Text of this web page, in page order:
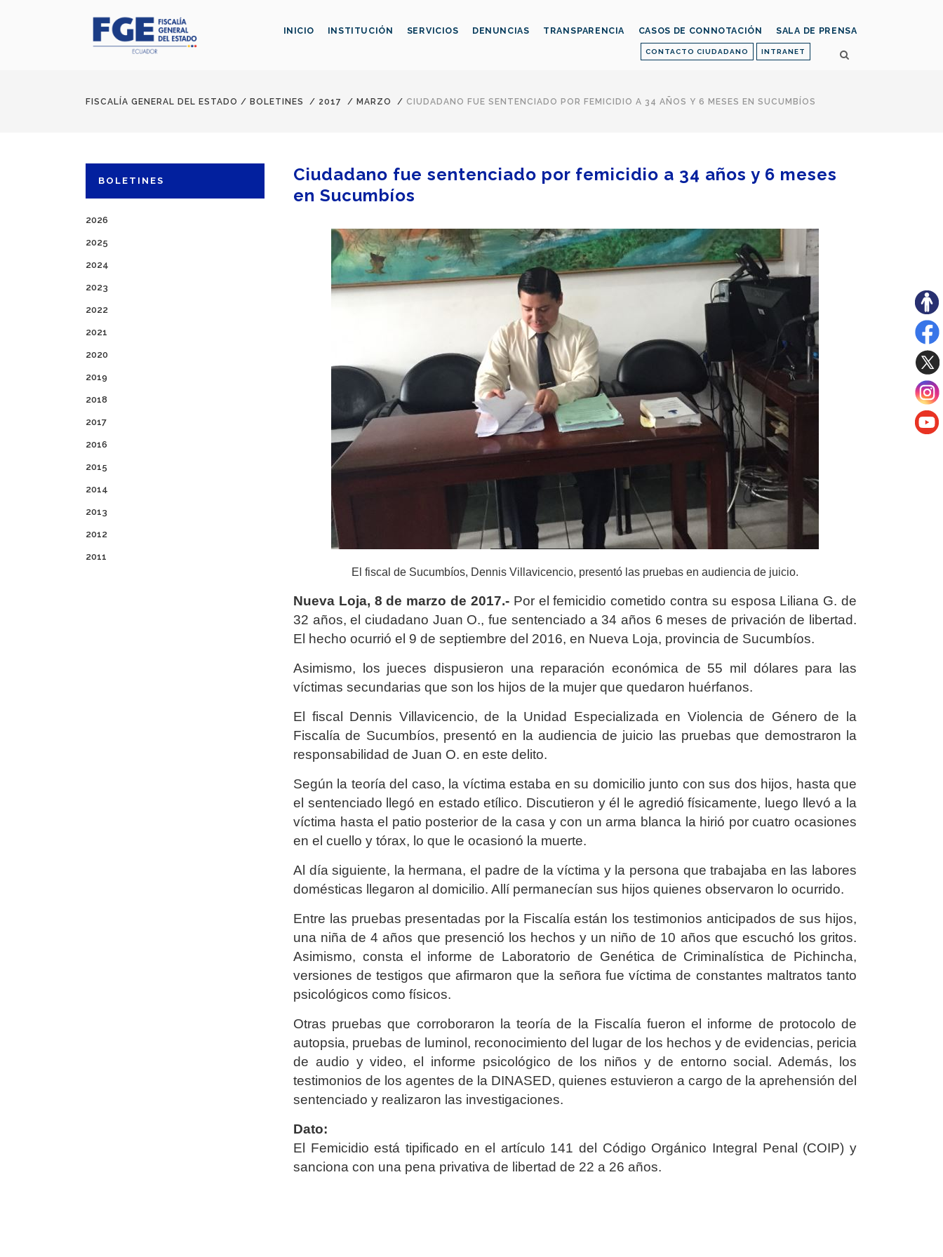
CONTACTO CIUDADANO INTRANET
INICIO INSTITUCIÓN SERVICIOS DENUNCIAS TRANSPARENCIA CASOS DE CONNOTACIÓN SALA DE PRENSA
FISCALÍA GENERAL DEL ESTADO / BOLETINES / 2017 / MARZO / CIUDADANO FUE SENTENCIADO POR FEMICIDIO A 34 AÑOS Y 6 MESES EN SUCUMBÍOS
BOLETINES
2026
2025
2024
2023
2022
2021
2020
2019
2018
2017
2016
2015
2014
2013
2012
2011
Ciudadano fue sentenciado por femicidio a 34 años y 6 meses
en Sucumbíos
El fiscal de Sucumbíos, Dennis Villavicencio, presentó las pruebas en audiencia de juicio.
Nueva Loja, 8 de marzo de 2017.- Por el femicidio cometido contra su esposa Liliana G. de
32 años, el ciudadano Juan O., fue sentenciado a 34 años 6 meses de privación de libertad.
El hecho ocurrió el 9 de septiembre del 2016, en Nueva Loja, provincia de Sucumbíos.
Asimismo, los jueces dispusieron una reparación económica de 55 mil dólares para las
víctimas secundarias que son los hijos de la mujer que quedaron huérfanos.
El fiscal Dennis Villavicencio, de la Unidad Especializada en Violencia de Género de la
Fiscalía de Sucumbíos, presentó en la audiencia de juicio las pruebas que demostraron la
responsabilidad de Juan O. en este delito.
Según la teoría del caso, la víctima estaba en su domicilio junto con sus dos hijos, hasta que
el sentenciado llegó en estado etílico. Discutieron y él le agredió físicamente, luego llevó a la
víctima hasta el patio posterior de la casa y con un arma blanca la hirió por cuatro ocasiones
en el cuello y tórax, lo que le ocasionó la muerte.
Al día siguiente, la hermana, el padre de la víctima y la persona que trabajaba en las labores
domésticas llegaron al domicilio. Allí permanecían sus hijos quienes observaron lo ocurrido.
Entre las pruebas presentadas por la Fiscalía están los testimonios anticipados de sus hijos,
una niña de 4 años que presenció los hechos y un niño de 10 años que escuchó los gritos.
Asimismo, consta el informe de Laboratorio de Genética de Criminalística de Pichincha,
versiones de testigos que afirmaron que la señora fue víctima de constantes maltratos tanto
psicológicos como físicos.
Otras pruebas que corroboraron la teoría de la Fiscalía fueron el informe de protocolo de
autopsia, pruebas de luminol, reconocimiento del lugar de los hechos y de evidencias, pericia
de audio y video, el informe psicológico de los niños y de entorno social. Además, los
testimonios de los agentes de la DINASED, quienes estuvieron a cargo de la aprehensión del
sentenciado y realizaron las investigaciones.
Dato:
El Femicidio está tipificado en el artículo 141 del Código Orgánico Integral Penal (COIP) y
sanciona con una pena privativa de libertad de 22 a 26 años.